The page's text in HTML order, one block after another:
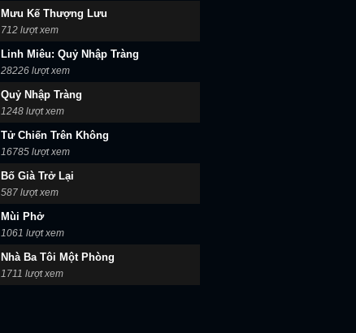
Mưu Kế Thượng Lưu
712 lượt xem
Linh Miêu: Quỷ Nhập Tràng
28226 lượt xem
Quỷ Nhập Tràng
1248 lượt xem
Tử Chiến Trên Không
16785 lượt xem
Bố Già Trở Lại
587 lượt xem
Mùi Phở
1061 lượt xem
Nhà Ba Tôi Một Phòng
1711 lượt xem